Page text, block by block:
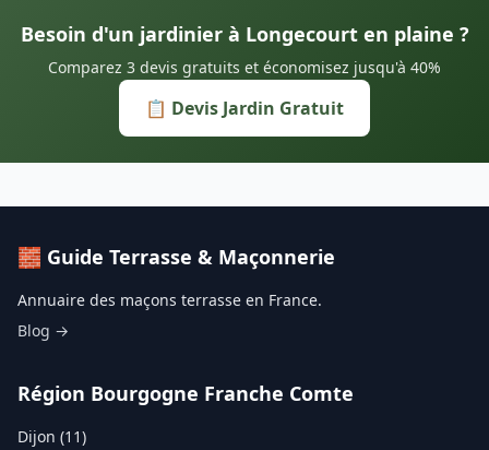
Besoin d'un jardinier à Longecourt en plaine ?
Comparez 3 devis gratuits et économisez jusqu'à 40%
📋 Devis Jardin Gratuit
🧱 Guide Terrasse & Maçonnerie
Annuaire des maçons terrasse en France.
Blog →
Région Bourgogne Franche Comte
Dijon (11)